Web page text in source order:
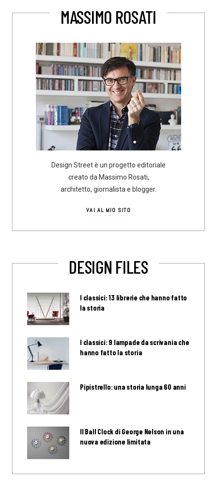
MASSIMO ROSATI
Design Street è un progetto editoriale
creato da Massimo Rosati,
architetto, giornalista e blogger.
VAI AL MIO SITO
DESIGN FILES
I classici: 13 librerie che hanno fatto
la storia
I classici: 9 lampade da scrivania che
hanno fatto la storia
Pipistrello: una storia lunga 60 anni
Il Ball Clock di George Nelson in una
nuova edizione limitata